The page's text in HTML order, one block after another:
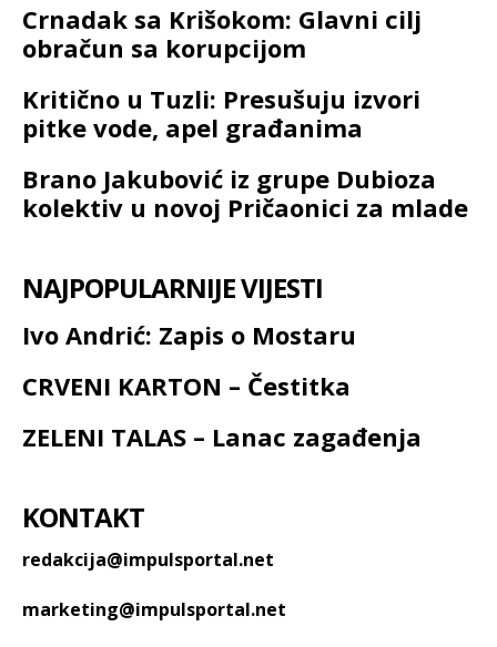
Crnadak sa Krišokom: Glavni cilj
obračun sa korupcijom
Kritično u Tuzli: Presušuju izvori
pitke vode, apel građanima
Brano Jakubović iz grupe Dubioza
kolektiv u novoj Pričaonici za mlade
NAJPOPULARNIJE VIJESTI
Ivo Andrić: Zapis o Mostaru
CRVENI KARTON – Čestitka
ZELENI TALAS – Lanac zagađenja
KONTAKT
redakcija@impulsportal.net
marketing@impulsportal.net